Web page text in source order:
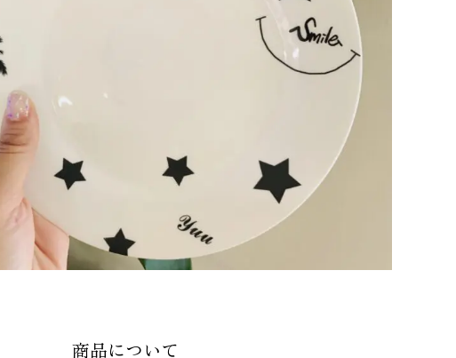
商品について